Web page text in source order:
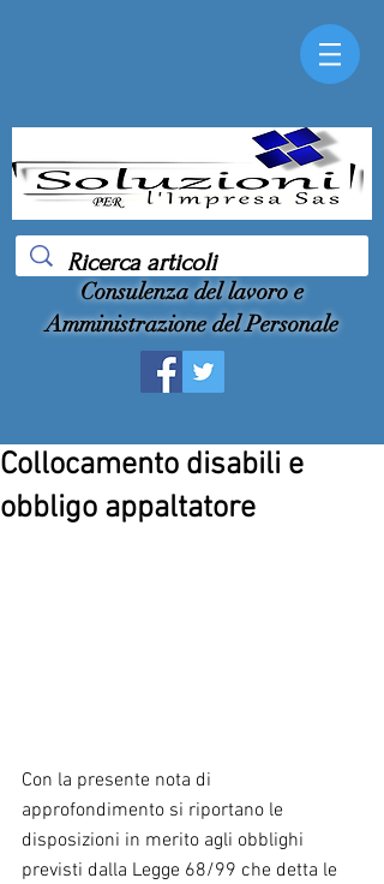
Consulenza del lavoro e
Amministrazione del Personale
Collocamento disabili e
obbligo appaltatore
Con la presente nota di
approfondimento si riportano le
disposizioni in merito agli obblighi
previsti dalla Legge 68/99 che detta le